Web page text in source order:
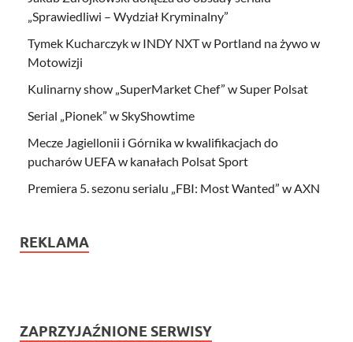
„Sprawiedliwi – Wydział Kryminalny”
Tymek Kucharczyk w INDY NXT w Portland na żywo w
Motowizji
Kulinarny show „SuperMarket Chef” w Super Polsat
Serial „Pionek” w SkyShowtime
Mecze Jagiellonii i Górnika w kwalifikacjach do
pucharów UEFA w kanałach Polsat Sport
Premiera 5. sezonu serialu „FBI: Most Wanted” w AXN
REKLAMA
ZAPRZYJAŹNIONE SERWISY